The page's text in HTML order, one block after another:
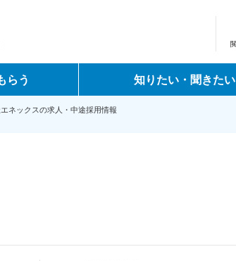
らう 知りたい・聞きたい
ネックスの求人・中途採用情報